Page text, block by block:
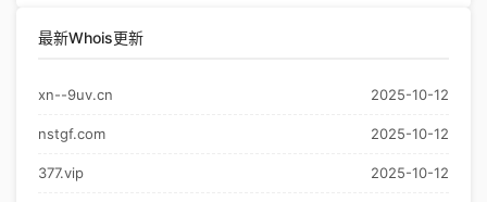
最新Whois更新
xn--9uv.cn 2025-10-12
nstgf.com 2025-10-12
377.vip 2025-10-12